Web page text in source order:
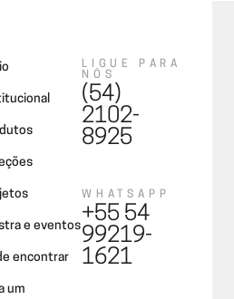
e eventos
encontrar
um
LIGUE PARA
NÓS
(54)
2102-
8925
WHATSAPP
+55 54
99219-
1621